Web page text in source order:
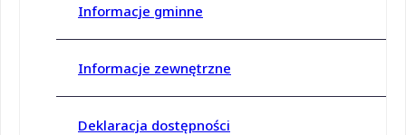
Informacje gminne
Informacje zewnętrzne
Deklaracja dostępności